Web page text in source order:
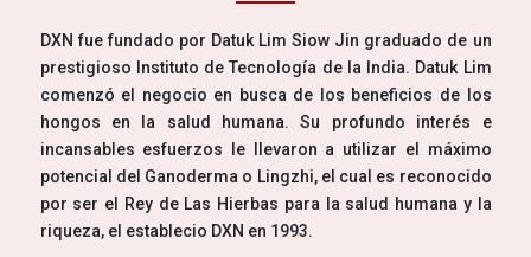
DXN fue fundado por Datuk Lim Siow Jin graduado de un
prestigioso Instituto de Tecnología de la India. Datuk Lim
comenzó el negocio en busca de los beneficios de los
hongos en la salud humana. Su profundo interés e
incansables esfuerzos le llevaron a utilizar el máximo
potencial del Ganoderma o Lingzhi, el cual es reconocido
por ser el Rey de Las Hierbas para la salud humana y la
riqueza, el establecio DXN en 1993.